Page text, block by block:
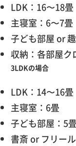
LDK：16〜18畳
主寝室：6〜7畳
子ども部屋 or
収納：各部屋ク
3LDKの場合
LDK：14〜16畳
主寝室：6畳
子ども部屋：5畳
書斎 or フリー